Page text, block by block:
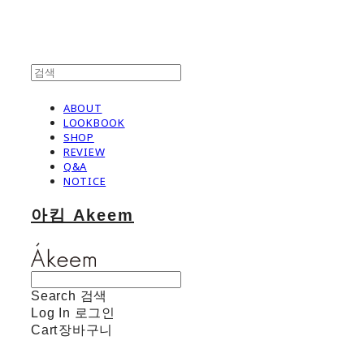
ABOUT
LOOKBOOK
SHOP
REVIEW
Q&A
NOTICE
아킴 Akeem
Search 검색
Log In 로그인
Cart장바구니